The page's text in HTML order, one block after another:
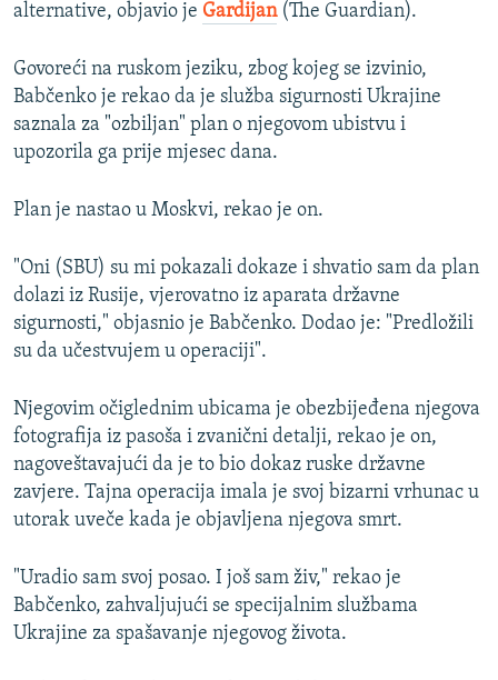
alternative, objavio je Gardijan (The Guardian).
Govoreći na ruskom jeziku, zbog kojeg se izvinio,
Babčenko je rekao da je služba sigurnosti Ukrajine
saznala za "ozbiljan" plan o njegovom ubistvu i
upozorila ga prije mjesec dana.
Plan je nastao u Moskvi, rekao je on.
"Oni (SBU) su mi pokazali dokaze i shvatio sam da plan
dolazi iz Rusije, vjerovatno iz aparata državne
sigurnosti," objasnio je Babčenko. Dodao je: "Predložili
su da učestvujem u operaciji".
Njegovim očiglednim ubicama je obezbijeđena njegova
fotografija iz pasoša i zvanični detalji, rekao je on,
nagoveštavajući da je to bio dokaz ruske državne
zavjere. Tajna operacija imala je svoj bizarni vrhunac u
utorak uveče kada je objavljena njegova smrt.
"Uradio sam svoj posao. I još sam živ," rekao je
Babčenko, zahvaljujući se specijalnim službama
Ukrajine za spašavanje njegovog života.